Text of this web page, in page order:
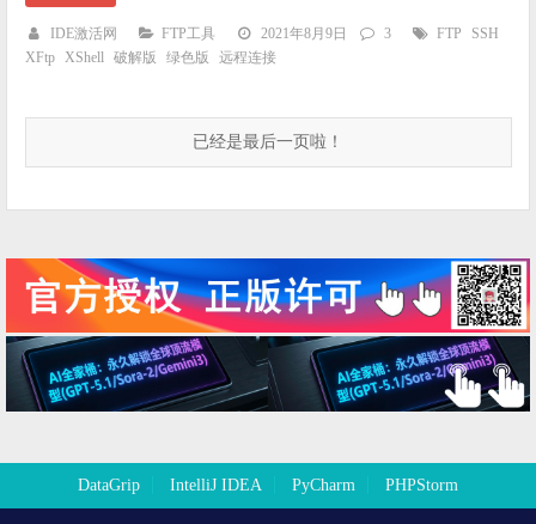
IDE激活网 FTP工具 2021年8月9日 3 FTP
SSH
XFtp
XShell 破解版 绿色版 远程连接
已经是最后一页啦！
DataGrip IntelliJ IDEA PyCharm PHPStorm